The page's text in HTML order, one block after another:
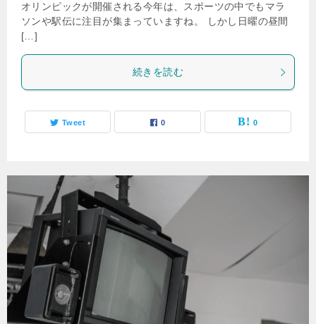
オリンピックが開催される今年は、スポーツの中でもマラ
ソンや駅伝に注目が集まっていますね。 しかし日曜の昼間
[…]
続きを読む
Tweet 0 0